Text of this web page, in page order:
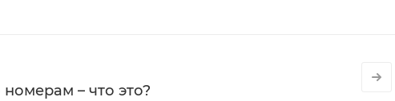
– что это?